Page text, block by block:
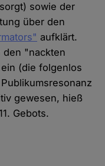
sowie der
über den
aufklärt.
den "nackten
(die folgenlos
gewesen, hieß
Gebots.